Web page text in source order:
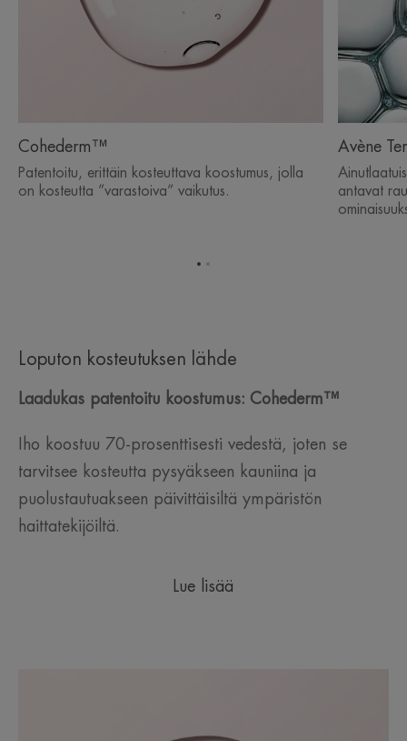
Cohederm™
Patentoitu, erittäin kosteuttava koostumus, jolla
on kosteutta ”varastoiva” vaikutus.
Avène
antavat
Loputon kosteutuksen lähde
Laadukas patentoitu koostumus: Cohederm™
Iho koostuu 70-prosenttisesti vedestä, joten se
tarvitsee kosteutta pysyäkseen kauniina ja
puolustautuakseen päivittäisiltä ympäristön
haittatekijöiltä.
Lue lisää